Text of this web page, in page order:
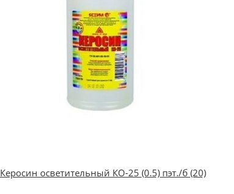
Керосин осветительный КО-25 (0.5) пэт./б (20)